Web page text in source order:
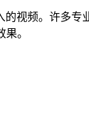
的视频。许多专
。